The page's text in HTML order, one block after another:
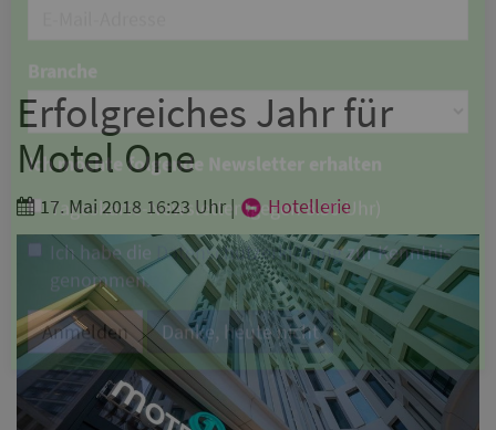
Erfolgreiches Jahr für
Motel One
17. Mai 2018 16:23 Uhr| Hotellerie
Nachname
E-Mail*
Ich möchte folgende Newsletter erhalten
Tageskarte-Newsletter (gegen 8.30 Uhr)